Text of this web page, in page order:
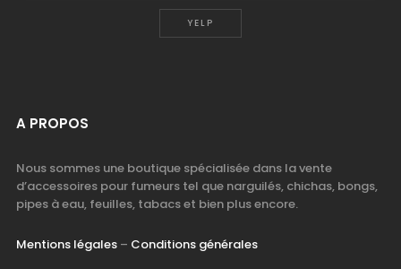
YELP
A PROPOS
Nous sommes une boutique spécialisée dans la vente
d’accessoires pour fumeurs tel que narguilés, chichas, bongs,
pipes à eau, feuilles, tabacs et bien plus encore.
Mentions légales– Conditions générales